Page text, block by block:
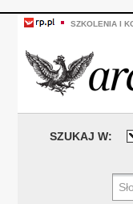
SZKOLENIA I
SZUKAJ W: